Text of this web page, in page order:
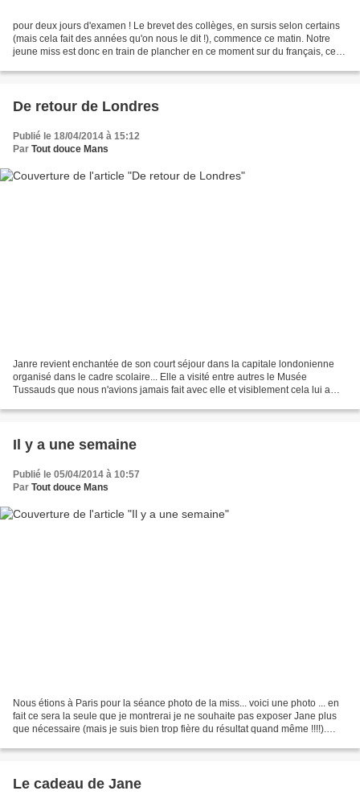
pour deux jours d'examen ! Le brevet des collèges, en sursis selon certains
(mais cela fait des années qu'on nous le dit !), commence ce matin. Notre
jeune miss est donc en train de plancher en ce moment sur du français, cet
De retour de Londres
Publié le 18/04/2014 à 15:12
Par Tout douce Mans
Janre revient enchantée de son court séjour dans la capitale londonienne
organisé dans le cadre scolaire... Elle a visité entre autres le Musée
Tussauds que nous n'avions jamais fait avec elle et visiblement cela lui a
Il y a une semaine
Publié le 05/04/2014 à 10:57
Par Tout douce Mans
Nous étions à Paris pour la séance photo de la miss... voici une photo ... en
fait ce sera la seule que je montrerai je ne souhaite pas exposer Jane plus
que nécessaire (mais je suis bien trop fière du résultat quand même !!!!).
Le cadeau de Jane